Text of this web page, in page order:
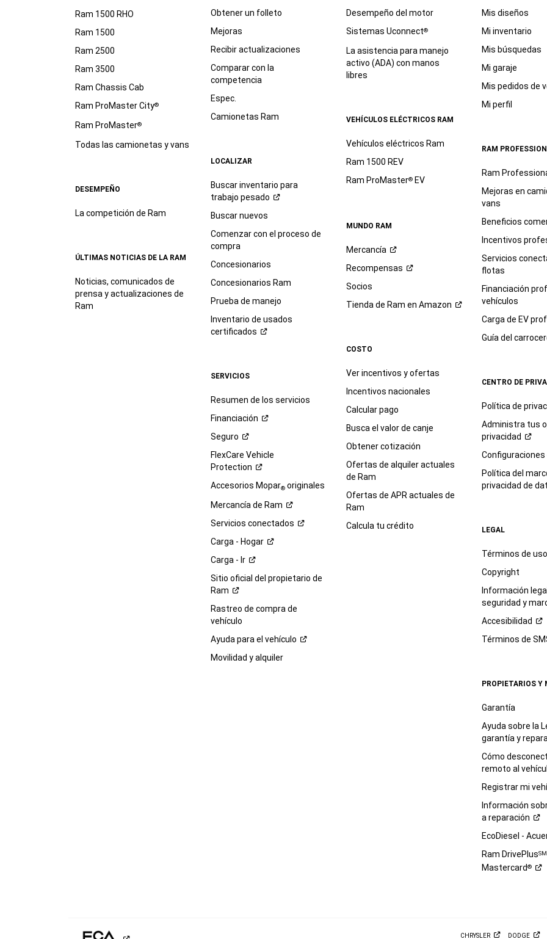
Ram 1500 RHO
Ram 1500
Ram 2500
Ram 3500
Ram Chassis Cab
Ram ProMaster City®
Ram ProMaster®
Todas las camionetas y vans
DESEMPEÑO
La competición de Ram
ÚLTIMAS NOTICIAS DE LA RAM
Noticias, comunicados de
prensa y actualizaciones de
Ram
Obtener un folleto
Mejoras
Recibir actualizaciones
Comparar con la
competencia
Espec.
Camionetas Ram
LOCALIZAR
Buscar inventario para
trabajo pesado
Buscar nuevos
Comenzar con el proceso de
compra
Concesionarios
Concesionarios Ram
Prueba de manejo
Inventario de usados
certificados
SERVICIOS
Resumen de los servicios
Financiación
Seguro
FlexCare Vehicle
Protection
Accesorios Mopar®originales
Mercancía de Ram
Servicios conectados
Carga - Hogar
Carga - Ir
Sitio oficial del propietario de
Ram
Rastreo de compra de
vehículo
Ayuda para el vehículo
Movilidad y alquiler
Desempeño del motor
Sistemas Uconnect®
La asistencia para manejo
activo (ADA) con manos
libres
VEHÍCULOS ELÉCTRICOS RAM
Vehículos eléctricos Ram
Ram 1500 REV
Ram ProMaster®EV
MUNDO RAM
Mercancía
Recompensas
Socios
Tienda de Ram en Amazon
COSTO
Ver incentivos y ofertas
Incentivos nacionales
Calcular pago
Busca el valor de canje
Obtener cotización
Ofertas de alquiler actuales
de Ram
Ofertas de APR actuales de
Ram
Calcula tu crédito
Mis diseños
Mi inventario
Mis búsquedas
Mi garaje
Mis pedidos de
Mi perfil
RAM
Ram
Mejoras en
vans
Beneficios
Incentivos
Servicios
flotas
Financiación
vehículos
Carga de EV
Guía del
CENTRO DE
Política de
Administra tus
privacidad
Configuraciones
Política del
privacidad de
LEGAL
Términos de uso
Copyright
Información
seguridad y
Accesibilidad
Términos de
PROPIETARIOS Y
Garantía
Ayuda sobre la
garantía y
Cómo
remoto al
Registrar mi
Información
areparación
EcoDiesel -
Ram DrivePlusSM
Mastercard®
CHRYSLER DODGE